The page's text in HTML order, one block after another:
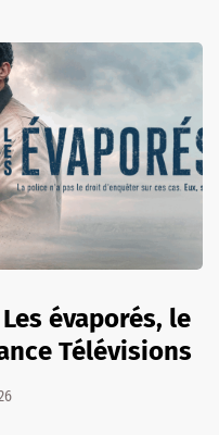
évaporés, le
Télévisions